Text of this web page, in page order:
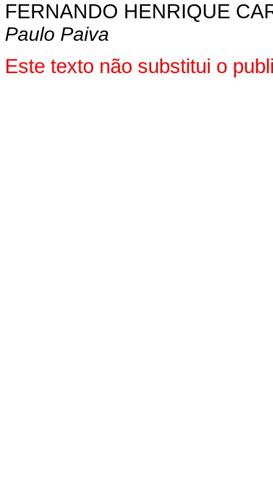
FERNANDO HENRIQUE
Paulo Paiva
Este texto não substitui o